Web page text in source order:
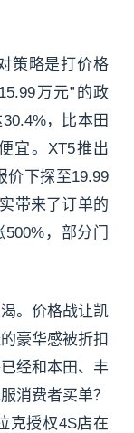
策略是打价格
万元”的政
，比本田
宜。XT5推出
价下探至19.99
带来了订单的
，部分门
。价格战让凯
豪华感被折扣
经和本田、丰
消费者买单？
克授权4S店在